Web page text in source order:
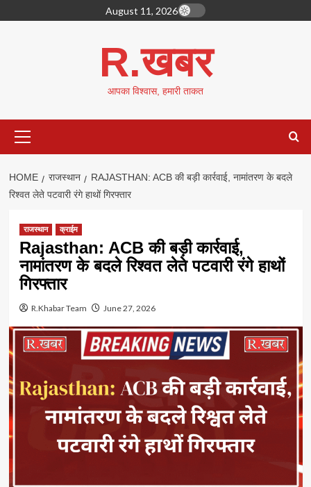
to
August 11, 2026
R.खबर
आपका विश्वास, हमारी ताकत
Menu
HOME राजस्थान
RAJASTHAN: ACB की बड़ी कार्रवाई, नामांतरण के बदले
रिश्वत लेते पटवारी रंगे हाथों गिरफ्तार
राजस्थान क्राईम
Rajasthan: ACB की बड़ी कार्रवाई,
नामांतरण के बदले रिश्वत लेते पटवारी रंगे हाथों
गिरफ्तार
R.Khabar Team June 27, 2026